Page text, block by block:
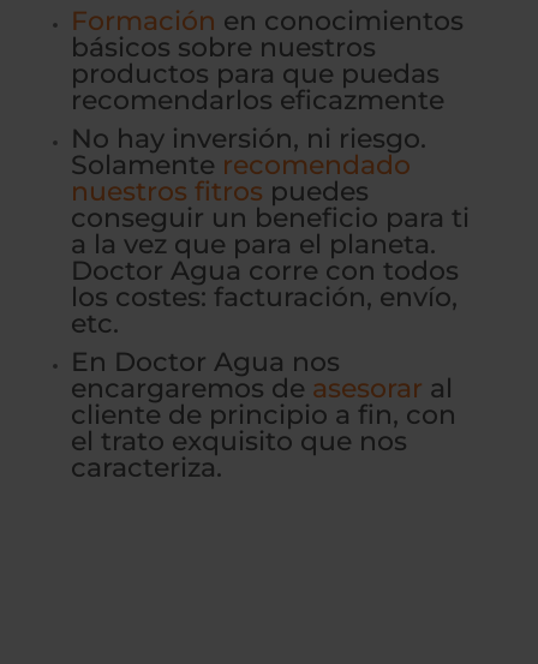
Formación en conocimientos
básicos sobre nuestros
productos para que puedas
recomendarlos eficazmente
No hay inversión, ni riesgo.
Solamente recomendado
nuestros fitros puedes
conseguir un beneficio para ti
a la vez que para el planeta.
Doctor Agua corre con todos
los costes: facturación, envío,
etc.
En Doctor Agua nos
encargaremos de asesorar al
cliente de principio a fin, con
el trato exquisito que nos
caracteriza.